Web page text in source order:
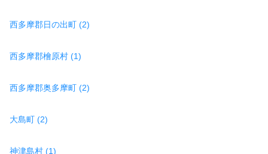
西多摩郡日の出町 (2)
西多摩郡檜原村 (1)
西多摩郡奥多摩町 (2)
大島町 (2)
神津島村 (1)